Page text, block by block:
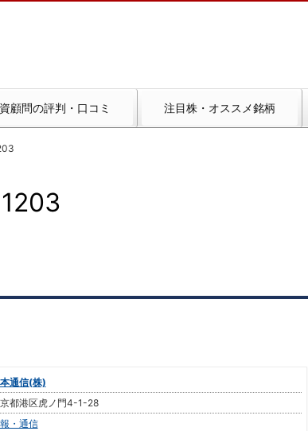
顧問の評判・口コミ 注目株・オススメ銘柄
通信(株)
都港区虎ノ門4-1-28
・通信